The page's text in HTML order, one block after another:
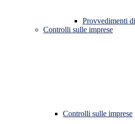
Provvedimenti
Controlli sulle imprese
Controlli sulle imprese